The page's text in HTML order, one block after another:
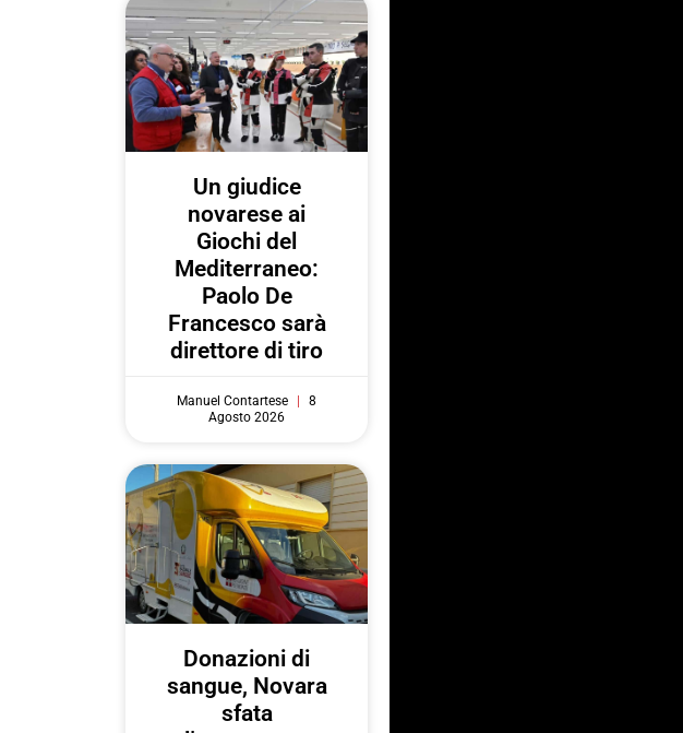
Un giudice
novarese ai
Giochi del
Mediterraneo:
Paolo De
Francesco sarà
direttore di tiro
Manuel Contartese
8
Agosto 2026
Donazioni di
sangue, Novara
sfata